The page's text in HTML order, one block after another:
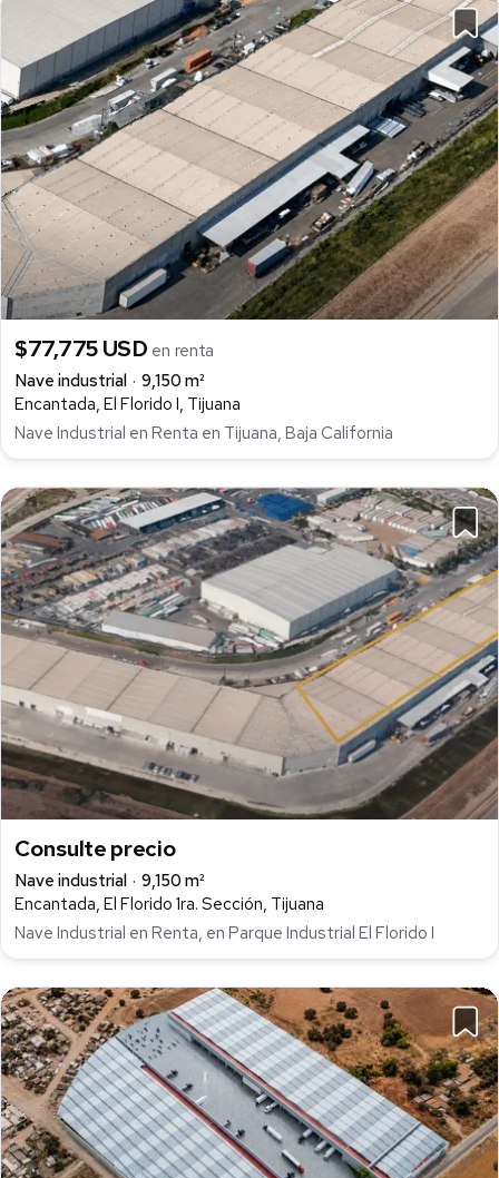
$77,775 USD en renta
Nave industrial
9,150 m²
Encantada, El Florido I, Tijuana
Nave Industrial en Renta en Tijuana, Baja California
Consulte precio
Nave industrial
9,150 m²
Encantada, El Florido 1ra. Sección, Tijuana
Nave Industrial en Renta, en Parque Industrial El Florido I